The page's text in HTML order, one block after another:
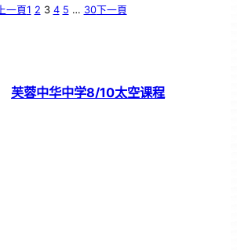
上一頁1 2 3 4 5 … 30下一頁
芙蓉中华中学8/10太空课程